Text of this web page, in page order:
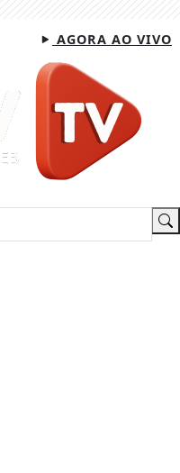
AGORA AO VIVO